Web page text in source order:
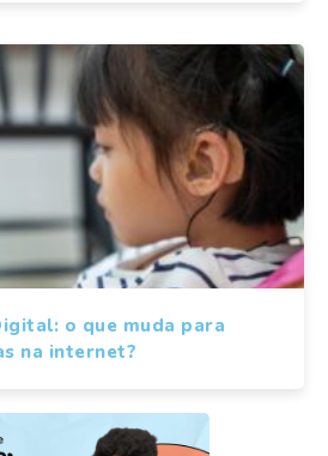
o que muda para
na internet?